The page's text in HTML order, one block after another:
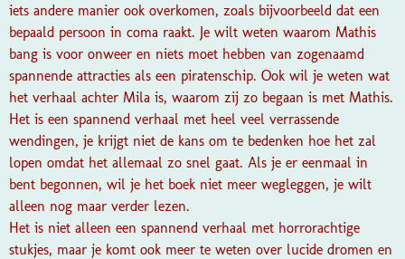
iets andere manier ook overkomen, zoals bijvoorbeeld dat een
bepaald persoon in coma raakt. Je wilt weten waarom Mathis
bang is voor onweer en niets moet hebben van zogenaamd
spannende attracties als een piratenschip. Ook wil je weten wat
het verhaal achter Mila is, waarom zij zo begaan is met Mathis.
Het is een spannend verhaal met heel veel verrassende
wendingen, je krijgt niet de kans om te bedenken hoe het zal
lopen omdat het allemaal zo snel gaat. Als je er eenmaal in
bent begonnen, wil je het boek niet meer wegleggen, je wilt
alleen nog maar verder lezen.
Het is niet alleen een spannend verhaal met horrorachtige
stukjes, maar je komt ook meer te weten over lucide dromen en